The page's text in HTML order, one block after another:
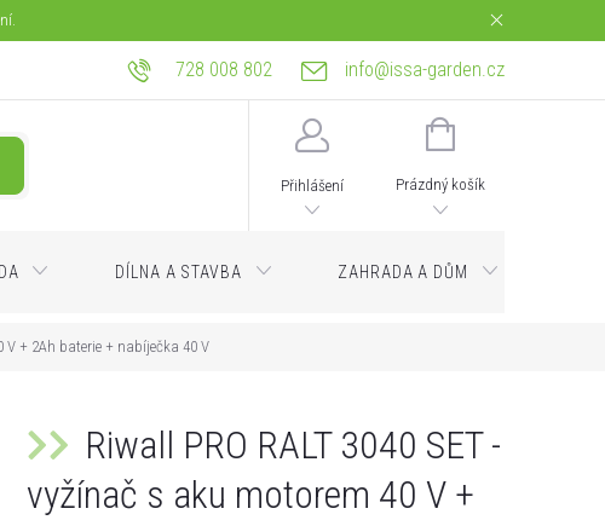
728 008 802 info@issa-garden.cz
Reklamace a práva z vadného plnění Bagrování a zemní práce
Přihlášení
NÁKUPNÍ
Prázdný košík
DÍLNA A STAVBA ZAHRADA A DŮM
V + 2Ah baterie + nabíječka 40 V
Riwall PRO RALT 3040 SET -
vyžínač s aku motorem 40 V +